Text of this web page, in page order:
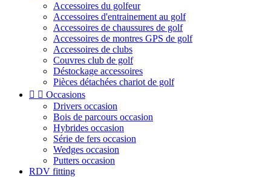
Accessoires du golfeur
Accessoires d'entrainement au golf
Accessoires de chaussures de golf
Accessoires de montres GPS de golf
Accessoires de clubs
Couvres club de golf
Déstockage accessoires
Pièces détachées chariot de golf
  Occasions
Drivers occasion
Bois de parcours occasion
Hybrides occasion
Série de fers occasion
Wedges occasion
Putters occasion
RDV fitting